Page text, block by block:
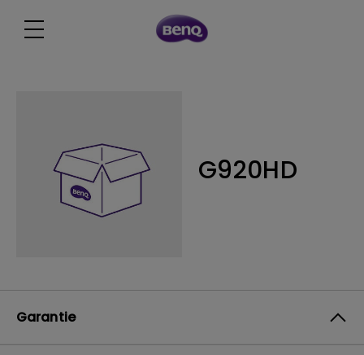
G920HD
Garantie